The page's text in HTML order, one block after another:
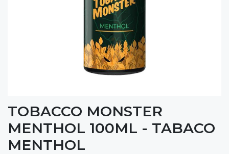
TOBACCO MONSTER
MENTHOL 100ML - TABACO
MENTHOL